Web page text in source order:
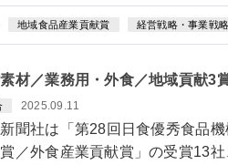
地域食品産業貢献賞 経営戦略・事業戦
材／業務用・外食／地域貢献3
2025.09.11
聞社は「第28回日食優秀食品
／外食産業貢献賞」の受賞13